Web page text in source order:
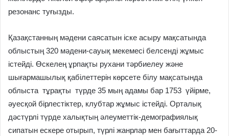
резонанс туғызды.
Қазақстанның мәдени саясатын іске асыру мақсатында
облыстың 320 мәдени-сауық мекемесі белсенді жұмыс
істейді. Өскелең ұрпақты рухани тәрбиелеу және
шығармашылық қабілеттерін көрсете білу мақсатында
облыста тұрақты түрде 35 мың адамы бар 1753 үйірме,
әуесқой бірлестіктер, клубтар жұмыс істейді. Орталық
дәстүрлі түрде халықтың әлеуметтік-демографиялық
сипатын ескере отырып, түрлі жанрлар мен бағыттарда 20-